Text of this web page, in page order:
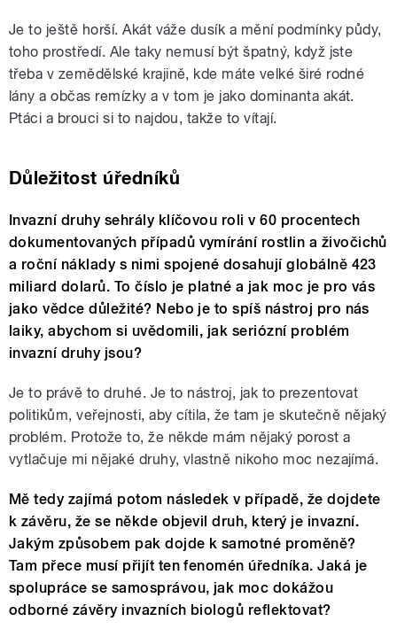
Je to ještě horší. Akát váže dusík a mění podmínky půdy,
toho prostředí. Ale taky nemusí být špatný, když jste
třeba v zemědělské krajině, kde máte velké širé rodné
lány a občas remízky a v tom je jako dominanta akát.
Ptáci a brouci si to najdou, takže to vítají.
Důležitost úředníků
Invazní druhy sehrály klíčovou roli v 60 procentech
dokumentovaných případů vymírání rostlin a živočichů
a roční náklady s nimi spojené dosahují globálně 423
miliard dolarů. To číslo je platné a jak moc je pro vás
jako vědce důležité? Nebo je to spíš nástroj pro nás
laiky, abychom si uvědomili, jak seriózní problém
invazní druhy jsou?
Je to právě to druhé. Je to nástroj, jak to prezentovat
politikům, veřejnosti, aby cítila, že tam je skutečně nějaký
problém. Protože to, že někde mám nějaký porost a
vytlačuje mi nějaké druhy, vlastně nikoho moc nezajímá.
Mě tedy zajímá potom následek v případě, že dojdete
k závěru, že se někde objevil druh, který je invazní.
Jakým způsobem pak dojde k samotné proměně?
Tam přece musí přijít ten fenomén úředníka. Jaká je
spolupráce se samosprávou, jak moc dokážou
odborné závěry invazních biologů reflektovat?